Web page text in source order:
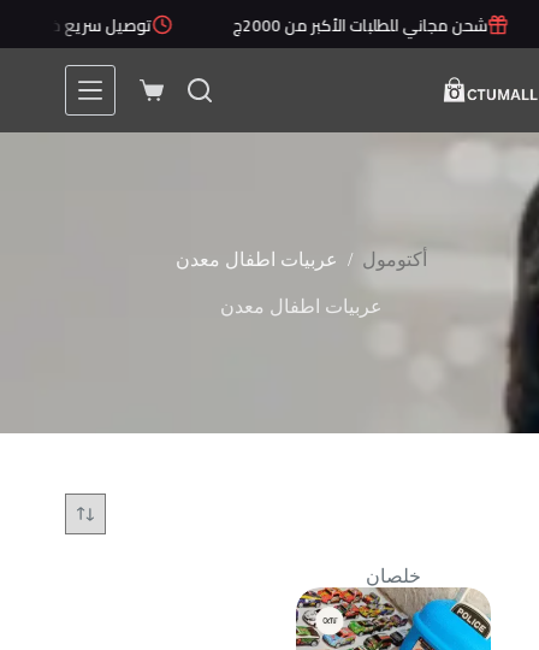
التجاوزشحن مجاني للطلبات الأكبر من 2000ج توصيل سريع خلال 1 - 5 أيام
عربة
أكتومول / عربيات اطفال معدن
عربيات اطفال معدن
خلصان